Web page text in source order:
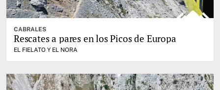
CABRALES
Rescates a pares en los Picos de Europa
EL FIELATO Y EL NORA